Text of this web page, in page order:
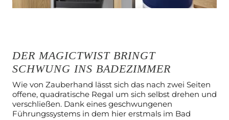
DER MAGICTWIST BRINGT
SCHWUNG INS BADEZIMMER
Wie von Zauberhand lässt sich das nach zwei Seiten
offene, quadratische Regal um sich selbst drehen und
verschließen. Dank eines geschwungenen
Führungssystems in dem hier erstmals im Bad